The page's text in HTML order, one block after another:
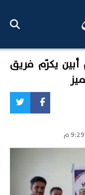
أبين يكرّم فريق